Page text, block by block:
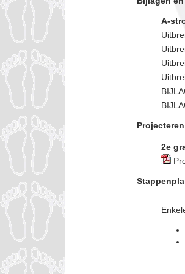
A-
2e